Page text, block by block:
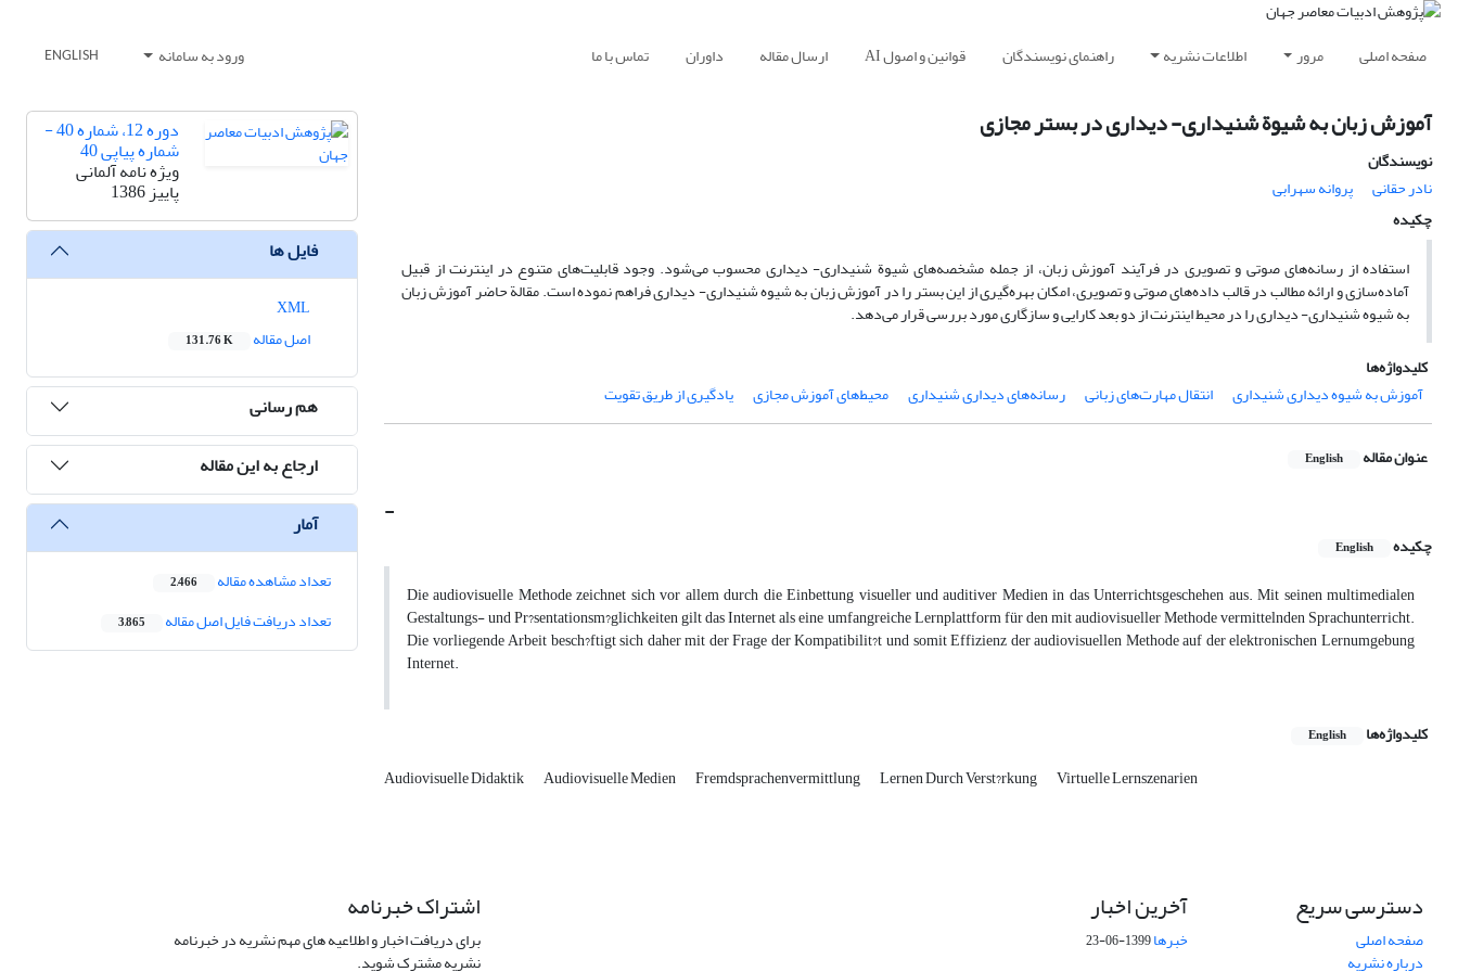
صفحه اصلی مرور اطلاعات نشریه راهنمای نویسندگان قوانین و اصول AI ارسال مقاله داوران تماس با ما ورود به سامانه ENGLISH
آموزش زبان به شیوة شنیداری- دیداری در بستر مجازی
نویسندگان
نادر حقانی
پروانه سهرابی
چکیده
استفاده از رسانه‌های صوتی و تصویری در فرآیند آموزش زبان، از جمله مشخصه‌های شیوة شنیداری- دیداری محسوب می‌شود. وجود قابلیت‌های متنوع در اینترنت از قبیل
آماده‌سازی و ارائه مطالب در قالب داده‌های صوتی و تصویری، امکان بهره‌گیری از این بستر را در آموزش زبان به شیوه شنیداری- دیداری فراهم نموده است. مقالة حاضر آموزش زبان
به شیوه شنیداری- دیداری را در محیط اینترنت از دو بعد کارایی و سازگاری مورد بررسی قرار می‌دهد.
کلیدواژه‌ها
آموزش به شیوه دیداری شنیداری
انتقال مهارت‌های زبانی رسانه‌های دیداری شنیداری محیط‌های آموزش مجازی یادگیری از طریق تقویت
عنوان مقاله English
-
چکیده English
Die audiovisuelle Methode zeichnet sich vor allem durch die Einbettung visueller und auditiver Medien in das Unterrichtsgeschehen aus. Mit seinen multimedialen
Gestaltungs- und Pr?sentationsm?glichkeiten gilt das Internet als eine umfangreiche Lernplattform für den mit audiovisueller Methode vermittelnden Sprachunterricht.
Die vorliegende Arbeit besch?ftigt sich daher mit der Frage der Kompatibilit?t und somit Effizienz der audiovisuellen Methode auf der elektronischen Lernumgebung
Internet.
کلیدواژه‌ها English
Audiovisuelle Didaktik Audiovisuelle Medien Fremdsprachenvermittlung Lernen Durch Verst?rkung Virtuelle Lernszenarien
دوره 12، شماره 40 -
شماره پیاپی 40
ویژه نامه آلمانی
پاییز 1386
فایل ها
اصل مقاله
131.76 K
هم رسانی
ارجاع به این مقاله
آمار
تعداد مشاهده مقاله 2,466
تعداد دریافت فایل اصل مقاله 3,865
دسترسی سریع
صفحه اصلی
درباره نشریه
آخرین اخبار
خبرها1399-06-23
اشتراک خبرنامه
برای دریافت اخبار و اطلاعیه های مهم نشریه در خبرنامه
نشریه مشترک شوید.